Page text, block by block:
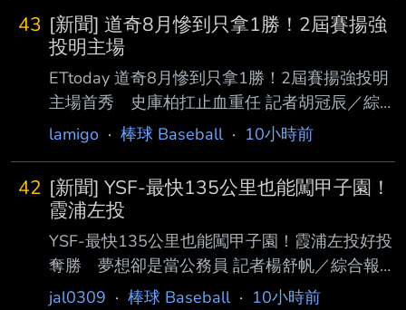
（A.J. Hinch）稱讚。 李灝宇前一次先發已是8
月3日，整周以來都從板凳出發，今天兩隊打完9
局處於1：1平手， 進入延長賽突破僵局，老虎
10局上首位打者就啟用李灝宇代打，面對左投杭
吉斯（Sam Hent ges），將95.5哩內角直球打
向右外野落地，送回二壘跑者。 李灝宇上壘
後，先靠托克森（Spencer Torkelson）的安
43 [新聞] 道奇8月慘到只拿1勝！2屆賽揚強
投明主場
ETtoday 道奇8月慘到只拿1勝！2屆賽揚強投明
主場首秀 史庫柏扛止血重任 記者胡冠辰／綜
合報導 洛杉磯道奇近期陷入嚴重低潮，8月前9
主 場展開7連戰，11日迎戰皇家，而日前重磅加
盟的2屆美聯賽揚獎得主史庫柏（Tarik
Skubal），將迎來披上道奇戰袍後首度在道奇球
場先發，也被寄望成為球隊扭轉低潮的關 鍵人
物。 史庫柏在交易大限前由老虎轉戰道奇，這
筆震撼交易讓衛冕軍原本已星光熠熠的陣容再添
lamigo · 棒球 Baseball· 10小時前
42 [新聞] YSF-最快135公里也能闖甲子園！
霞浦左投
YSF-最快135公里也能闖甲子園！霞浦左投好投
奪勝 夢想卻是當公務員 記者楊舒帆／綜合報
導 在球速動輒150公里的年代，最快僅135公里
jal0309 · 棒球 Baseball· 10小時前